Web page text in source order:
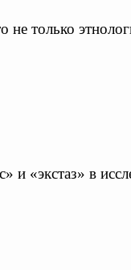
не только
и «экстаз» в